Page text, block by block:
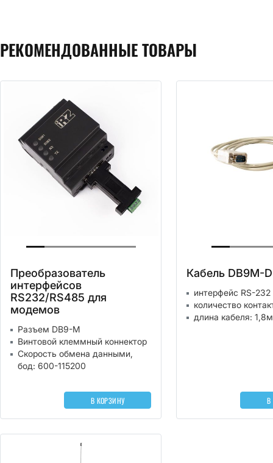
РЕКОМЕНДОВАННЫЕ ТОВАРЫ
Преобразователь
интерфейсов
RS232/RS485 для
модемов
Разъем DB9-M
Винтовой клеммный коннектор
Скорость обмена данными,
бод: 600-115200
В КОРЗИНУ
Кабель DB9M-
интерфейс RS-
количество
длина кабеля: 1,8м
В